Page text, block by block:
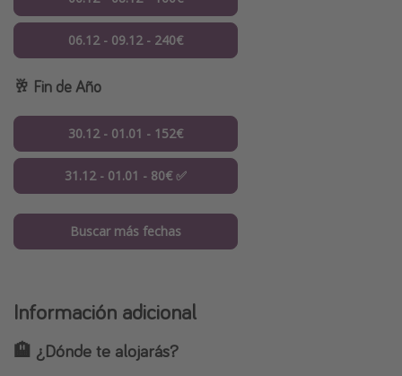
06.12 - 09.12 - 240€
🥂 Fin de Año
30.12 - 01.01 - 152€
31.12 - 01.01 - 80€ ✅
Buscar más fechas
Información adicional
🏨 ¿Dónde te alojarás?